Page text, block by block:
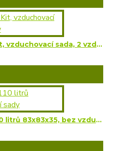
Oxypot V2/V6 Air Pump Kit, vzduchovací sada, 2 vzduchovací kameny
Oxypot V4 pro 4 rostlin 110 litrů 83x83x35, bez vzduchovací sady